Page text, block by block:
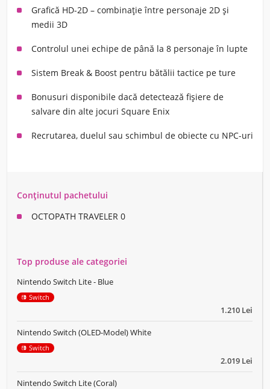
Grafică HD-2D – combinație între personaje 2D și
medii 3D
Controlul unei echipe de până la 8 personaje în lupte
Sistem Break & Boost pentru bătălii tactice pe ture
Bonusuri disponibile dacă detectează fișiere de
salvare din alte jocuri Square Enix
Recrutarea, duelul sau schimbul de obiecte cu NPC-uri
Conținutul pachetului
OCTOPATH TRAVELER 0
Top produse ale categoriei
1.210 Lei
Nintendo Switch Lite - Blue
Switch
2.019 Lei
Nintendo Switch (OLED-Model) White
Switch
Nintendo Switch Lite (Coral)